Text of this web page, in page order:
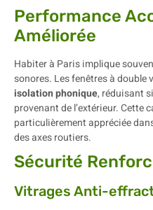
Performance
Améliorée
Habiter à Paris implique
sonores. Les fenêtres à double
isolation phonique, réduisant
provenant de l’extérieur. Cette
particulièrement appréciée
des axes routiers.
Sécurité
Vitrages Anti-